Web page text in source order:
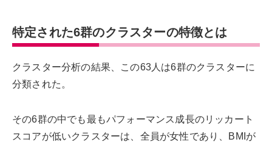
特定された6群のクラスターの特徴とは
クラスター分析の結果、この63人は6群のクラスターに
分類された。
その6群の中でも最もパフォーマンス成長のリッカート
スコアが低いクラスターは、全員が女性であり、BMIが